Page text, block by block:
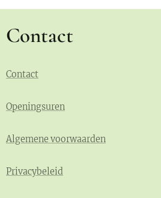
Contact
Contact
Openingsuren
Algemene voorwaarden
Privacybeleid